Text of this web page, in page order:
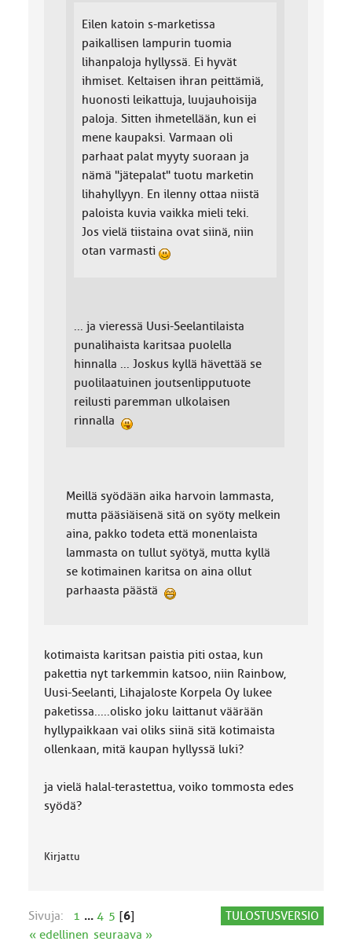
Eilen katoin s-marketissa
paikallisen lampurin tuomia
lihanpaloja hyllyssä. Ei hyvät
ihmiset. Keltaisen ihran peittämiä,
huonosti leikattuja, luujauhoisija
paloja. Sitten ihmetellään, kun ei
mene kaupaksi. Varmaan oli
parhaat palat myyty suoraan ja
nämä "jätepalat" tuotu marketin
lihahyllyyn. En ilenny ottaa niistä
paloista kuvia vaikka mieli teki.
Jos vielä tiistaina ovat siinä, niin
otan varmasti
... ja vieressä Uusi-Seelantilaista
punalihaista karitsaa puolella
hinnalla ... Joskus kyllä hävettää se
puolilaatuinen joutsenlipputuote
reilusti paremman ulkolaisen
rinnalla
Meillä syödään aika harvoin lammasta,
mutta pääsiäisenä sitä on syöty melkein
aina, pakko todeta että monenlaista
lammasta on tullut syötyä, mutta kyllä
se kotimainen karitsa on aina ollut
parhaasta päästä
kotimaista karitsan paistia piti ostaa, kun
pakettia nyt tarkemmin katsoo, niin Rainbow,
Uusi-Seelanti, Lihajaloste Korpela Oy lukee
paketissa.....olisko joku laittanut väärään
hyllypaikkaan vai oliks siinä sitä kotimaista
ollenkaan, mitä kaupan hyllyssä luki?
ja vielä halal-terastettua, voiko tommosta edes
syödä?
Kirjattu
TULOSTUSVERSIO
Sivuja: 1 ... 4 5 [6]
« edellinen seuraava »